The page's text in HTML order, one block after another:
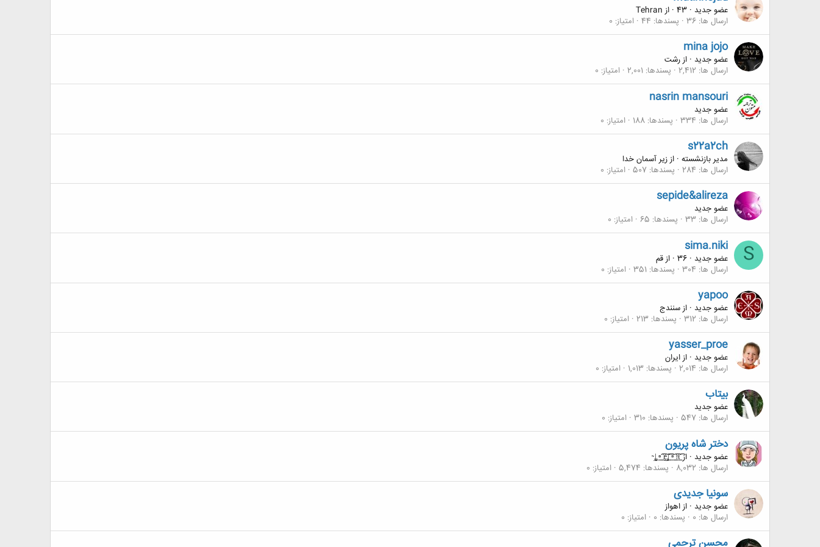
عضو جدید ·
· از Tehran
ارسال ها 36 پسندها 44 امتیاز 0
mina jojo
عضو جدید · ازرشت
ارسال ها 2,412 پسندها 2,001 امتیاز 0
nasrin mansouri
عضو جدید
ارسال ها 334 پسندها 188 امتیاز 0
s22a2ch
مدیر بازنشسته · اززیر آسمان خدا
ارسال ها 284 پسندها 507 امتیاز 0
sepide&alireza
عضو جدید
ارسال ها 33 پسندها 65 امتیاز 0
S
sima.niki
عضو جدید ·
· ازقم
ارسال ها 304 پسندها 351 امتیاز 0
yapoo
عضو جدید · ازسنندج
ارسال ها 312 پسندها 213 امتیاز 0
yasser_proe
عضو جدید · ازایران
ارسال ها 2,014 پسندها 1,013 امتیاز 0
بيتاب
عضو جدید
ارسال ها 547 پسندها 310 امتیاز 0
دختر شاه پریون
عضو جدید · ازı̴̴̡ ̡̡͡|̲̲̲͡͡͡ ̲▫̲͡ ̲̲̲͡͡π̲̲͡͡ ̲̲͡▫̲̲͡͡ ̲|̡̡̡ ̡ ̴
ارسال ها 8,032 پسندها 5,474 امتیاز 0
سونیا جدیدی
عضو جدید · ازاهواز
ارسال ها 0 پسندها 0 امتیاز 0
محسن ترحمی